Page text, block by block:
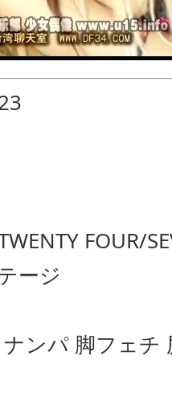
FOUR/
ージ
ンパ 脚フェチ